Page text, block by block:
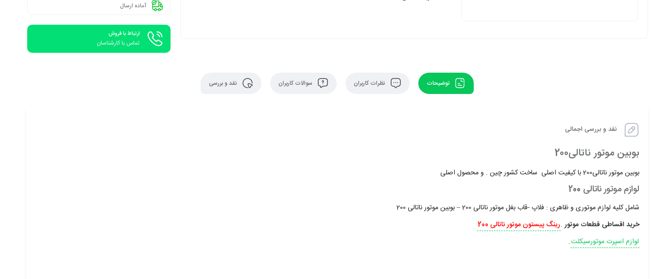
آماده ارسال
ارتباط با فروش
تماس با کارشناسان
توضیحات نظرات کاربران سوالات کاربران نقد و بررسی
نقد و بررسی اجمالی
بوبین موتور ناتالی200
بوبین موتور ناتالی200 با کیفیت اصلی ساخت کشور چین . و محصول اصلی
لوازم موتور ناتالی 200
شامل کلیه لوازم موتوری و ظاهری : فلاپ -قاب بغل موتور ناتالی 200 – بوبین موتور ناتالی 200
خرید اقساطی قطعات موتور.رینگ پیستون موتور ناتالی 200
لوازم اسپرت موتورسیکلت.